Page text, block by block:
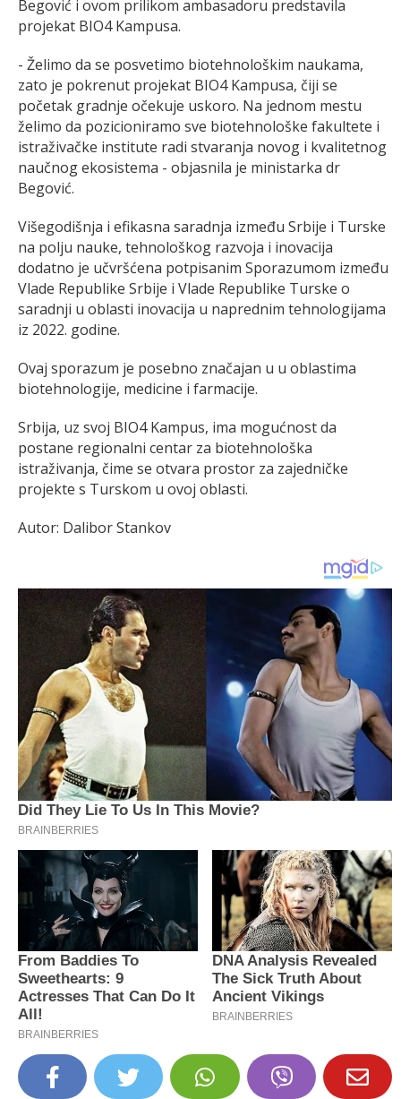
Begović i ovom prilikom ambasadoru predstavila
projekat BIO4 Kampusa.
- Želimo da se posvetimo biotehnološkim naukama,
zato je pokrenut projekat BIO4 Kampusa, čiji se
početak gradnje očekuje uskoro. Na jednom mestu
želimo da pozicioniramo sve biotehnološke fakultete i
istraživačke institute radi stvaranja novog i kvalitetnog
naučnog ekosistema - objasnila je ministarka dr
Begović.
Višegodišnja i efikasna saradnja između Srbije i Turske
na polju nauke, tehnološkog razvoja i inovacija
dodatno je učvršćena potpisanim Sporazumom između
Vlade Republike Srbije i Vlade Republike Turske o
saradnji u oblasti inovacija u naprednim tehnologijama
iz 2022. godine.
Ovaj sporazum je posebno značajan u u oblastima
biotehnologije, medicine i farmacije.
Srbija, uz svoj BIO4 Kampus, ima mogućnost da
postane regionalni centar za biotehnološka
istraživanja, čime se otvara prostor za zajedničke
projekte s Turskom u ovoj oblasti.
Autor: Dalibor Stankov